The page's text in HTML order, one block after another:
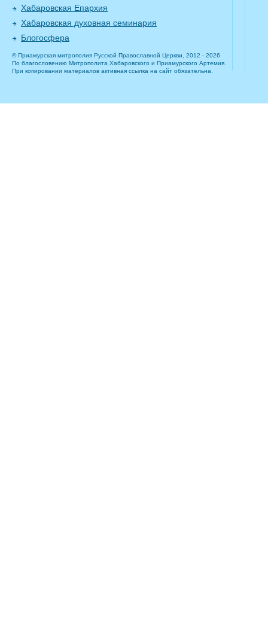
Хабаровская Епархия
Хабаровская духовная семинария
Блогосфера
© Приамурская митрополия Русской Православной Церкви, 2012 - 2026
По благословению Митрополита Хабаровского и Приамурского Артемия.
При копировании материалов активная ссылка на сайт обязательна.